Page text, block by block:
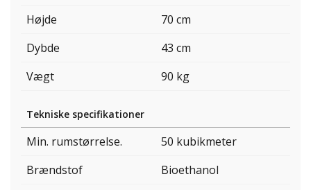
Højde
70 cm
Dybde
43 cm
Vægt
90 kg
Tekniske specifikationer
Min. rumstørrelse.
50 kubikmeter
Brændstof
Bioethanol